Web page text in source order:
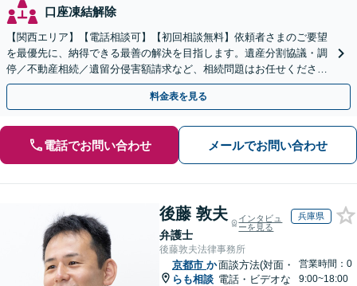
口座凍結解除
【関西エリア】【電話相談可】【初回相談無料】依頼者さまのご要望
を最優先に、納得できる最善の解決を目指します。遺産分割協議・調
停／不動産相続／遺留分侵害額請求など、相続問題はお任せください
【出張相談可】紛争化したトラブルのご相談も対応します
料金表を見る
電話でお問い合わせ メールでお問い合わせ
後藤 敦夫
弁護士
インタビュ
ーを見る
兵庫県
後藤敦夫法律事務所
京都市 か
らも相談
面談方法(対面・
電話・ビデオな
営業時間：0
9:00~18:00